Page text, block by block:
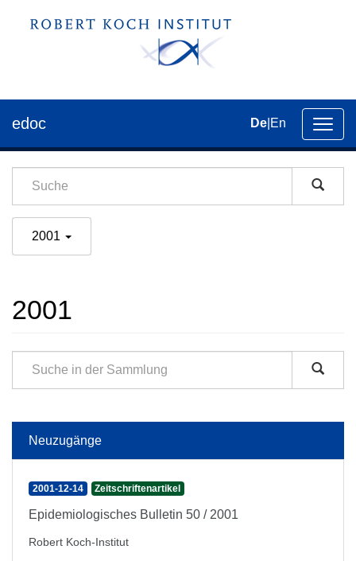
der
edoc De En
2001
2001
Neuzugänge
2001-12-14 Zeitschriftenartikel
Epidemiologisches Bulletin 50 / 2001
Robert Koch-Institut